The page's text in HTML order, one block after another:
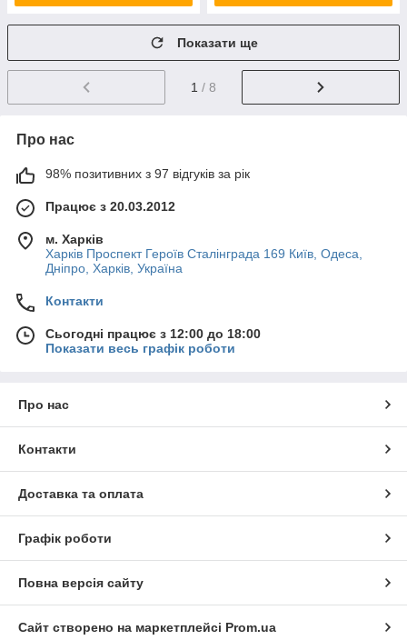
Показати ще
1 / 8
Про нас
98% позитивних з 97 відгуків за рік
Працює з 20.03.2012
м. Харків
Харків Проспект Героїв Сталінграда 169 Київ, Одеса,
Дніпро, Харків, Україна
Контакти
Сьогодні працює з 12:00 до 18:00
Показати весь графік роботи
Про нас
Контакти
Доставка та оплата
Графік роботи
Повна версія сайту
Сайт створено на маркетплейсі Prom.ua